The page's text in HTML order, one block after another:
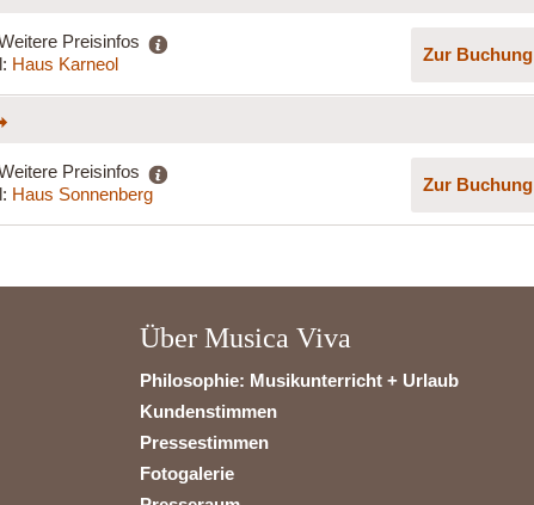
Preisinfos
Haus Karneol Zur Buchung
Preisinfos
Haus Sonnenberg Zur Buchung
Über Musica Viva
Philosophie: Musikunterricht + Urlaub
Kundenstimmen
Pressestimmen
Fotogalerie